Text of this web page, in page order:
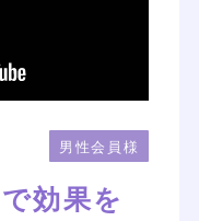
男性会員様
効果を